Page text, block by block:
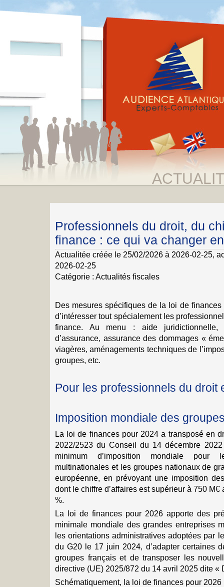
Professionnels du droit, du
finance : ce qui va changer
Actualitée créée le 25/02/2026 à 2026-02-25,
2026-02-25
Catégorie : Actualités fiscales
Des mesures spécifiques de la loi de
d’intéresser tout spécialement les
finance. Au menu : aide
d’assurance, assurance des dommages «
viagères, aménagements techniques de
groupes, etc.
Pour les professionnels du droit
Imposition mondiale des
La loi de finances pour 2024 a transposé en
2022/2523 du Conseil du 14 décembre
minimum d’imposition mondiale pour
multinationales et les groupes nationaux de
européenne, en prévoyant une imposition
dont le chiffre d’affaires est supérieur à 750
%.
La loi de finances pour 2026 apporte des
minimale mondiale des grandes entreprises
les orientations administratives adoptées par
du G20 le 17 juin 2024, d’adapter certaines
groupes français et de transposer les
directive (UE) 2025/872 du 14 avril 2025 dite «
Schématiquement, la loi de finances pour 2026